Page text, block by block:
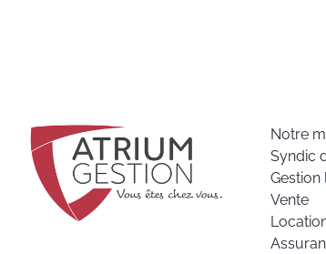
Notre
Syndic
Gestion
Vente